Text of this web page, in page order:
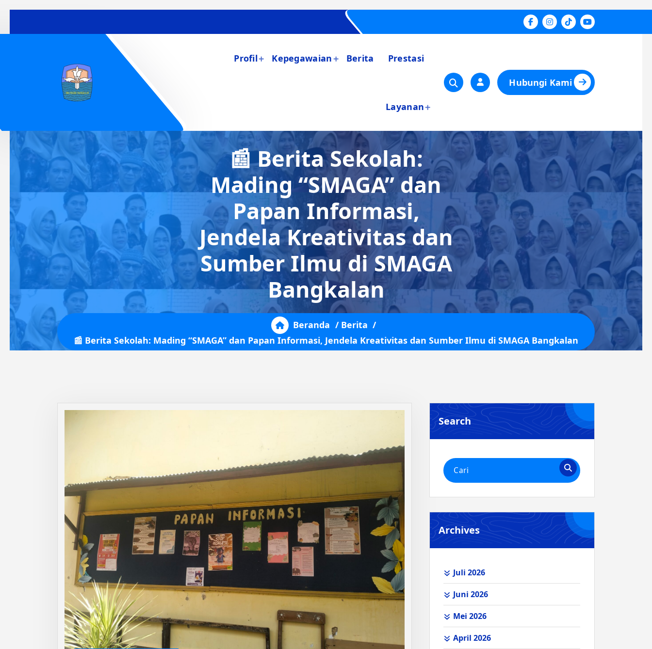
Profil Kepegawaian Berita Prestasi
Layanan
Hubungi Kami
📰 Berita Sekolah:
Mading “SMAGA” dan
Papan Informasi,
Jendela Kreativitas dan
Sumber Ilmu di SMAGA
Bangkalan
Beranda / Berita /
📰 Berita Sekolah: Mading “SMAGA” dan Papan Informasi, Jendela Kreativitas dan Sumber Ilmu di SMAGA Bangkalan
Search
Pencarian
untuk:
Archives
Juli 2026
Juni 2026
Mei 2026
April 2026